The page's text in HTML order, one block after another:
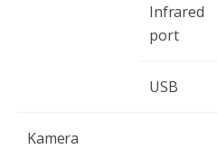
Infrared
port
USB
Kamera